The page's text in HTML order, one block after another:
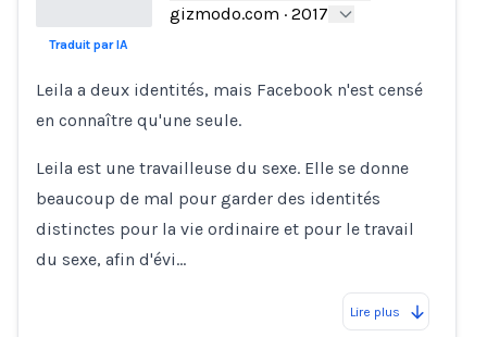
gizmodo.com · 2017
Traduit par IA
Leila a deux identités, mais Facebook n'est censé
en connaître qu'une seule.
Leila est une travailleuse du sexe. Elle se donne
beaucoup de mal pour garder des identités
distinctes pour la vie ordinaire et pour le travail
du sexe, afin d'évi…
Lire plus